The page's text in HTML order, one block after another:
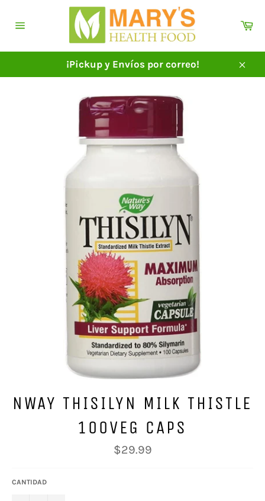
directamente
¡Pickup y Envíos por correo!
NWAY THISILYN MILK THISTLE
100VEG CAPS
Precio
habitual
$29.99
CANTIDAD